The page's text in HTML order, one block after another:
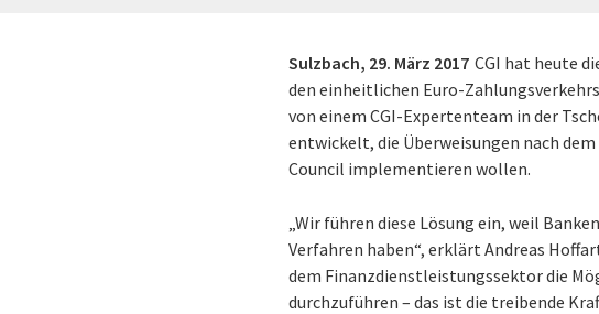
Sulzbach, 29. März 2017 CGI hat heute
den einheitlichen Euro-
von einem CGI-Expertenteam in der
entwickelt, die Überweisungen nach
Council implementieren wollen.
„Wir führen diese Lösung ein, weil
Verfahren haben“, erklärt Andreas
dem Finanzdienstleistungssektor die
durchzuführen – das ist die treibende